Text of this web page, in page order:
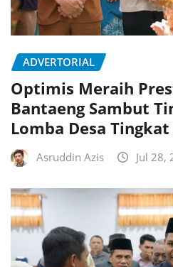
ADVERTORIAL
Optimis Meraih
Bantaeng Sambut
Lomba Desa
Asruddin Azis Jul 28,